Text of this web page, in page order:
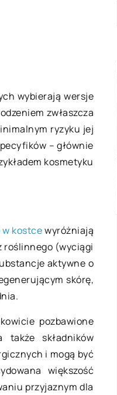
wybierają wersje
zwłaszcza
ryzyku jej
– głównie
kosmetyku
w kostcewyróżniają
roślinnego (wyciągi
aktywne o
skórę,
pozbawione
także składników
i mogą być
większość
przyjaznym dla
warto kupić, aby
ćwiczenia
zdrowia oraz
Wiele schorzeń
w trakcie życia
[…]